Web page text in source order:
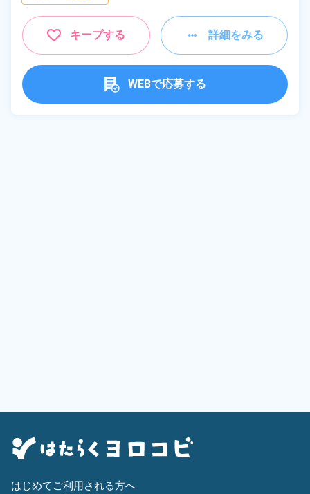
キープする 詳細をみる
WEBで応募する
はじめてご利用される方へ